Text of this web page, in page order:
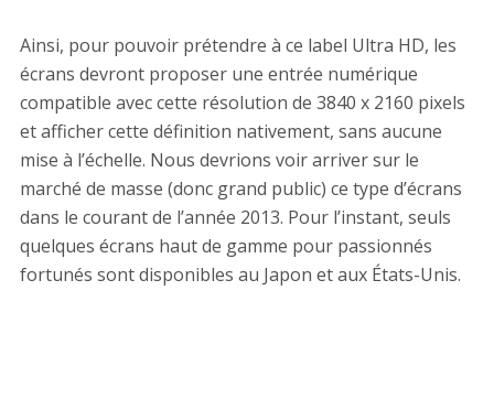
Ainsi, pour pouvoir prétendre à ce label Ultra HD, les
écrans devront proposer une entrée numérique
compatible avec cette résolution de 3840 x 2160 pixels
et afficher cette définition nativement, sans aucune
mise à l’échelle. Nous devrions voir arriver sur le
marché de masse (donc grand public) ce type d’écrans
dans le courant de l’année 2013. Pour l’instant, seuls
quelques écrans haut de gamme pour passionnés
fortunés sont disponibles au Japon et aux États-Unis.